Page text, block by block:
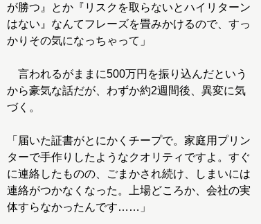
が勝つ』とか『リスクを取らないとハイリターン
はない』なんてフレーズを畳みかけるので、すっ
かりその気になっちゃって」
言われるがままに500万円を振り込んだという
から豪気な話だが、わずか約2週間後、異変に気
づく。
「届いた証書がとにかくチープで。家庭用プリン
ターで手作りしたようなクオリティですよ。すぐ
に連絡したものの、ごまかされ続け、しまいには
連絡がつかなくなった。上場どころか、会社の実
体すらなかったんです……」